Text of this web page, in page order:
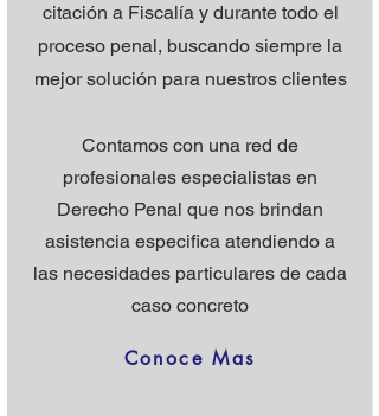
citación a Fiscalía y durante todo el
proceso penal, buscando siempre la
mejor solución para nuestros clientes
Contamos con una red de
profesionales especialistas en
Derecho Penal que nos brindan
asistencia especifica atendiendo a
las necesidades particulares de cada
caso concreto
Conoce Mas